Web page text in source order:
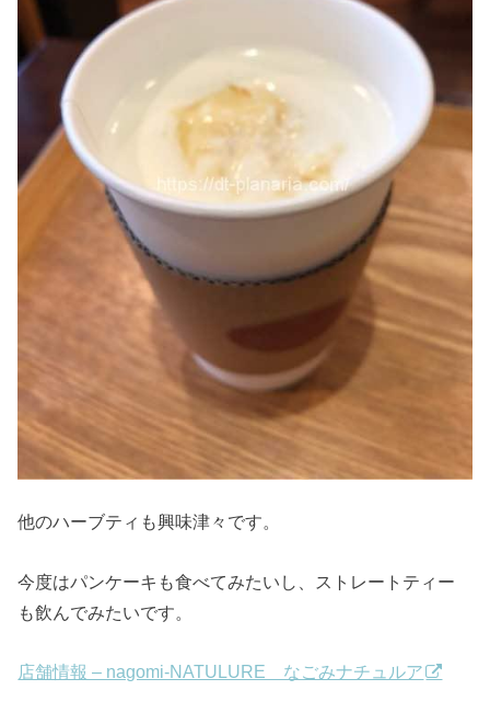
他のハーブティも興味津々です。
今度はパンケーキも食べてみたいし、ストレートティー
も飲んでみたいです。
店舗情報 – nagomi-NATULURE なごみナチュルア